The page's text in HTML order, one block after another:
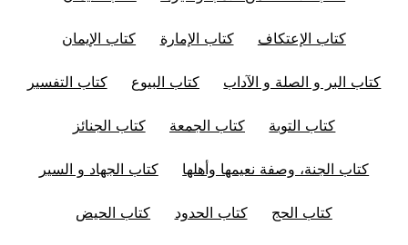
كتاب الإعتكاف كتاب الإمارة كتاب الإيمان
كتاب البر و الصلة و الآداب كتاب البيوع كتاب التفسير
كتاب التوبة كتاب الجمعة كتاب الجنائز
كتاب الجنة، وصفة نعيمها وأهلها كتاب الجهاد و السير
كتاب الحج كتاب الحدود كتاب الحيض